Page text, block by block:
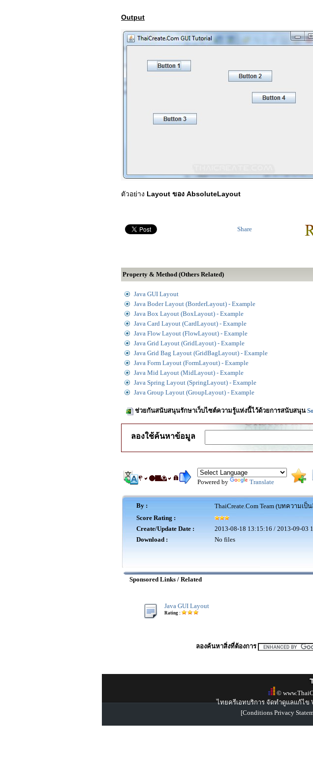
Output
ตัวอย่าง Layout ของ AbsoluteLayout
Share
Property & Method (Others Related)
Java GUI Layout
Java Boder Layout (BorderLayout) - Example
Java Box Layout (BoxLayout) - Example
Java Card Layout (CardLayout) - Example
Java Flow Layout (FlowLayout) - Example
Java Grid Layout (GridLayout) - Example
Java Grid Bag Layout (GridBagLayout) - Example
Java Form Layout (FormLayout) - Example
Java Mid Layout (MidLayout) - Example
Java Spring Layout (SpringLayout) - Example
Java Group Layout (GroupLayout) - Example
ช่วยกันสนับสนุนรักษาเว็บไซต์ความรู้แห่งนี้ไว้ด้วยการสนับสนุน
ลองใช้ค้นหาข้อมูล
Powered by Translate
By :
ThaiCreate.Com Team (บทความ
Score Rating :
Create/Update Date :
2013-08-18 13:15:16 / 2013-09-03
Download :
No files
Sponsored Links / Related
Java GUI Layout
Rating :
ลองค้นหาสิ่งที่ต้องการ
©
ไทยครีเอทบริการ จัดทำดูแลแก้ไข
[Conditions Privacy